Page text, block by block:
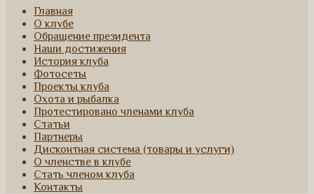
Главная
О клубе
Обращение президента
Наши достижения
История клуба
Фотосеты
Проекты клуба
Охота и рыбалка
Протестировано членами клуба
Статьи
Партнеры
Дисконтная система (товары и услуги)
О членстве в клубе
Стать членом клуба
Контакты